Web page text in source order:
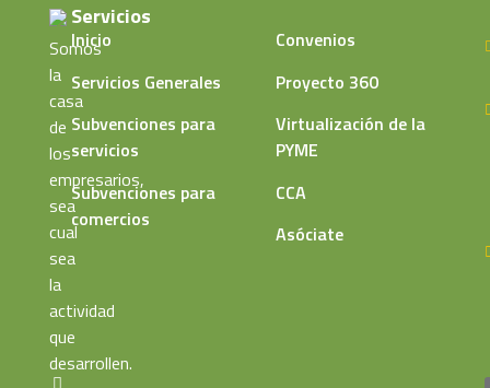
Somos
la
casa
de
los
empresarios,
sea
cual
sea
la
actividad
que
desarrollen.
Servicios
Inicio
Servicios Generales
Subvenciones para
servicios
Subvenciones para
comercios
Convenios
Proyecto 360
Virtualización de la
PYME
CCA
Asóciate